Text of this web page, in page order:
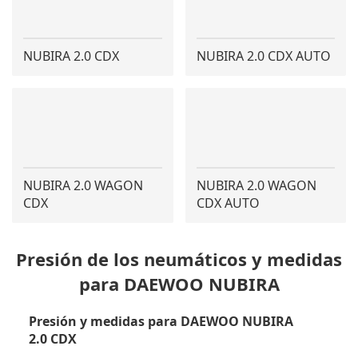
NUBIRA 2.0 CDX NUBIRA 2.0 CDX AUTO
NUBIRA 2.0 WAGON
CDX
NUBIRA 2.0 WAGON
CDX AUTO
Presión de los neumáticos y medidas
para DAEWOO NUBIRA
Presión y medidas para DAEWOO NUBIRA
2.0 CDX